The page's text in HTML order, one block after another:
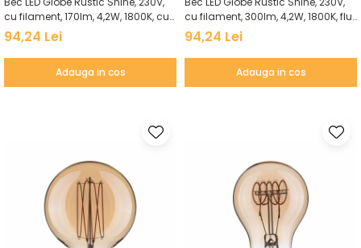
Aplicat
Incastrabil
Accesorii
Spoturi pentru mobilier
Verticale (de perete)
cu filament, 170lm, 4,2W, 1800K, cu
flux luminos variabil în 3 pași, sticlă
afumată
94,24 Lei
Adauga in cos
cu filament, 300lm, 4,2W, 1800K, flux
luminos variabil în 3 pași, auriu
94,24 Lei
Adauga in cos